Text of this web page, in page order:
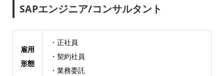
SAPエンジニア/コンサルタント
雇用
形態
・正社員
・契約社員
・業務委託